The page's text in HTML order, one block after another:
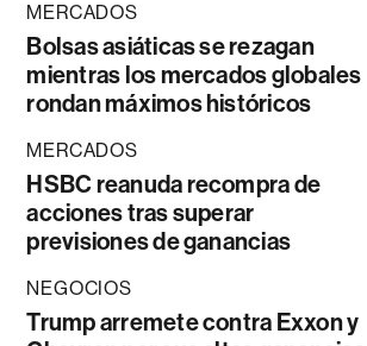
MERCADOS
Bolsas asiáticas se rezagan
mientras los mercados globales
rondan máximos históricos
MERCADOS
HSBC reanuda recompra de
acciones tras superar
previsiones de ganancias
NEGOCIOS
Trump arremete contra Exxon y